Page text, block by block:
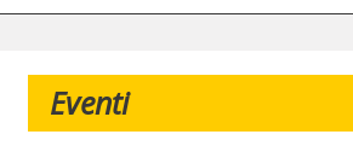
Eventi